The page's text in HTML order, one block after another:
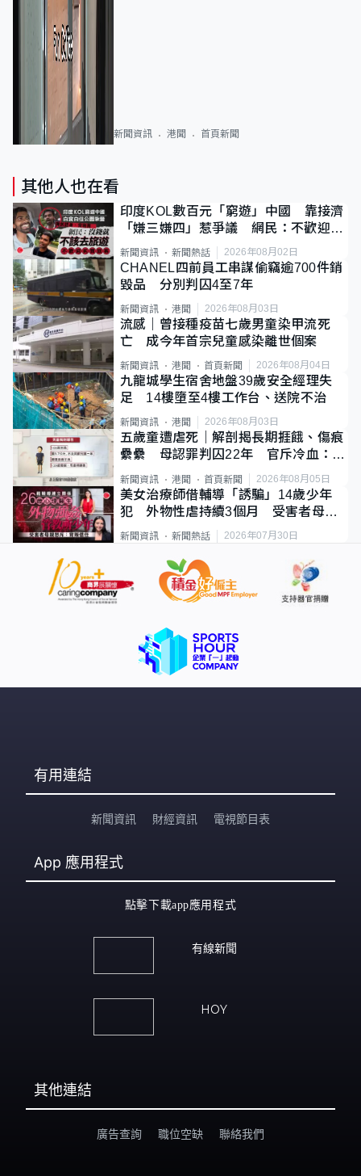
新聞資訊 港聞 首頁新聞
其他人也在看
印度KOL數百元「窮遊」中國 靠接濟
「嫌三嫌四」惹爭議 網民：不歡迎劣
質旅客
新聞資訊 新聞熱話 2026年08月02日
CHANEL四前員工串謀偷竊逾700件銷
毀品 分別判囚4至7年
新聞資訊 港聞 2026年08月03日
流感｜曾接種疫苗七歲男童染甲流死
亡 成今年首宗兒童感染離世個案
新聞資訊 港聞 首頁新聞 2026年08月04日
九龍城學生宿舍地盤39歲安全經理失
足 14樓墮至4樓工作台、送院不治
新聞資訊 港聞 2026年08月03日
五歲童遭虐死｜解剖揭長期捱餓、傷痕
纍纍 母認罪判囚22年 官斥冷血：同
類案最惡劣
新聞資訊 港聞 首頁新聞 2026年08月05日
美女治療師借輔導「誘騙」14歲少年
犯 外物性虐持續3個月 受害者母：
要保護其他人
新聞資訊 新聞熱話 2026年07月30日
有用連結
新聞資訊 財經資訊 電視節目表
App 應用程式
點擊下載app應用程式
有線新聞
HOY
其他連結
廣告查詢 職位空缺 聯絡我們